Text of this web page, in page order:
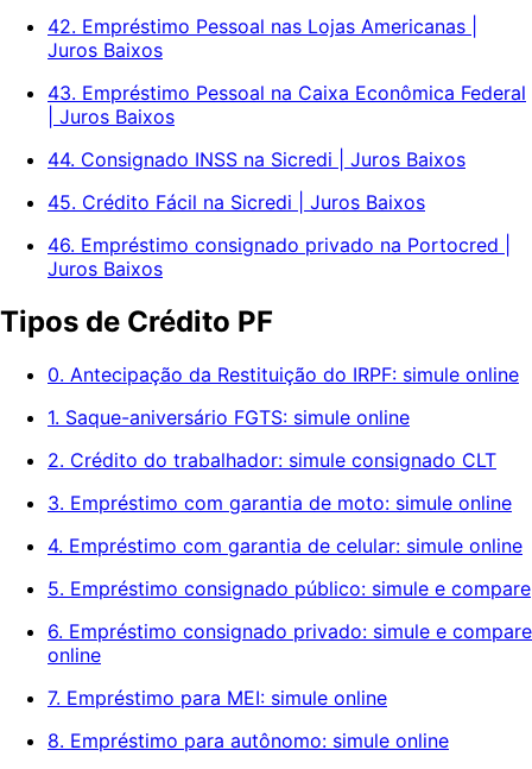
42. Empréstimo Pessoal nas Lojas Americanas |
Juros Baixos
43. Empréstimo Pessoal na Caixa Econômica Federal
| Juros Baixos
44. Consignado INSS na Sicredi | Juros Baixos
45. Crédito Fácil na Sicredi | Juros Baixos
46. Empréstimo consignado privado na Portocred |
Juros Baixos
Tipos de Crédito PF
0. Antecipação da Restituição do IRPF: simule online
1. Saque-aniversário FGTS: simule online
2. Crédito do trabalhador: simule consignado CLT
3. Empréstimo com garantia de moto: simule online
4. Empréstimo com garantia de celular: simule online
5. Empréstimo consignado público: simule e compare
6. Empréstimo consignado privado: simule e compare
online
7. Empréstimo para MEI: simule online
8. Empréstimo para autônomo: simule online